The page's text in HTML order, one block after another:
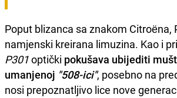
Poput blizanca sa znakom Citroëna,
namjenski kreirana limuzina. Kao i
P301optički pokušava ubijediti
umanjenoj "508-ici", posebno na
nosi prepoznatljivo lice nove